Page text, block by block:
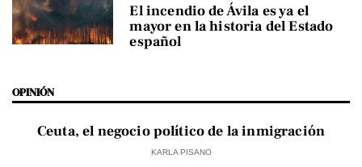
El incendio de Ávila es ya el
mayor en la historia del Estado
español
OPINIÓN
Ceuta, el negocio político de la inmigración
KARLA PISANO